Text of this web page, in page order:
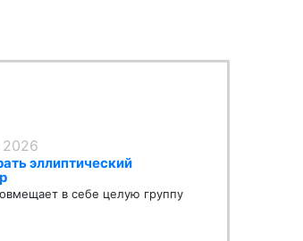
эллиптический
в себе целую группу